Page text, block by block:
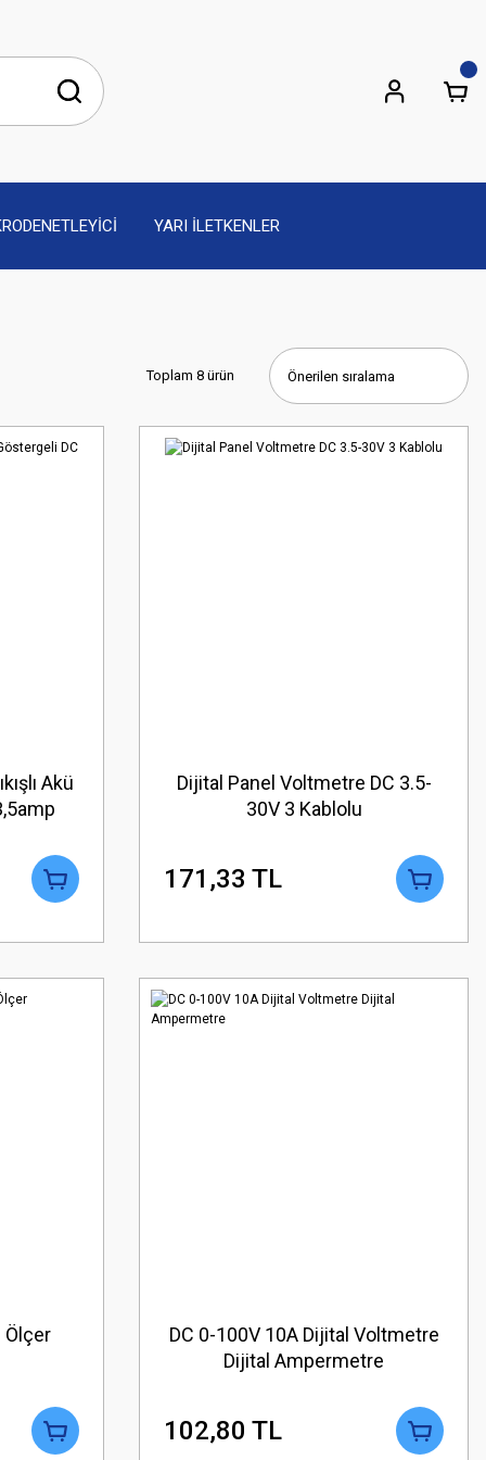
YARI İLETKENLER
Toplam 8 ürün
Akü
Dijital Panel Voltmetre DC 3.5-
30V 3 Kablolu
171,33 TL
Ölçer
DC 0-100V 10A Dijital Voltmetre
Dijital Ampermetre
102,80 TL